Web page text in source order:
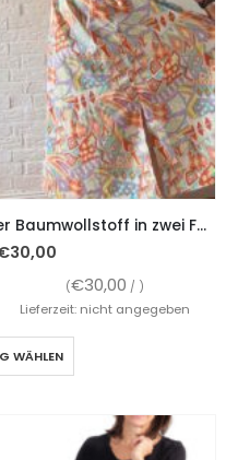
Papierschnitt Nona, 3,00 Meter Baumwollstoff in zwei Farben Gelb / Blau
30,00
(€30,00 / )
Lieferzeit: nicht angegeben
WÄHLEN